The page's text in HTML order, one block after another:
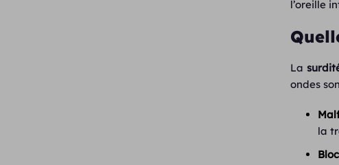
l’oreille
La
ondes
la